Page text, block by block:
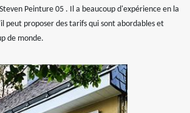
Peinture 05 . Il a beaucoup d'expérience en la
peut proposer des tarifs qui sont abordables et
de monde.